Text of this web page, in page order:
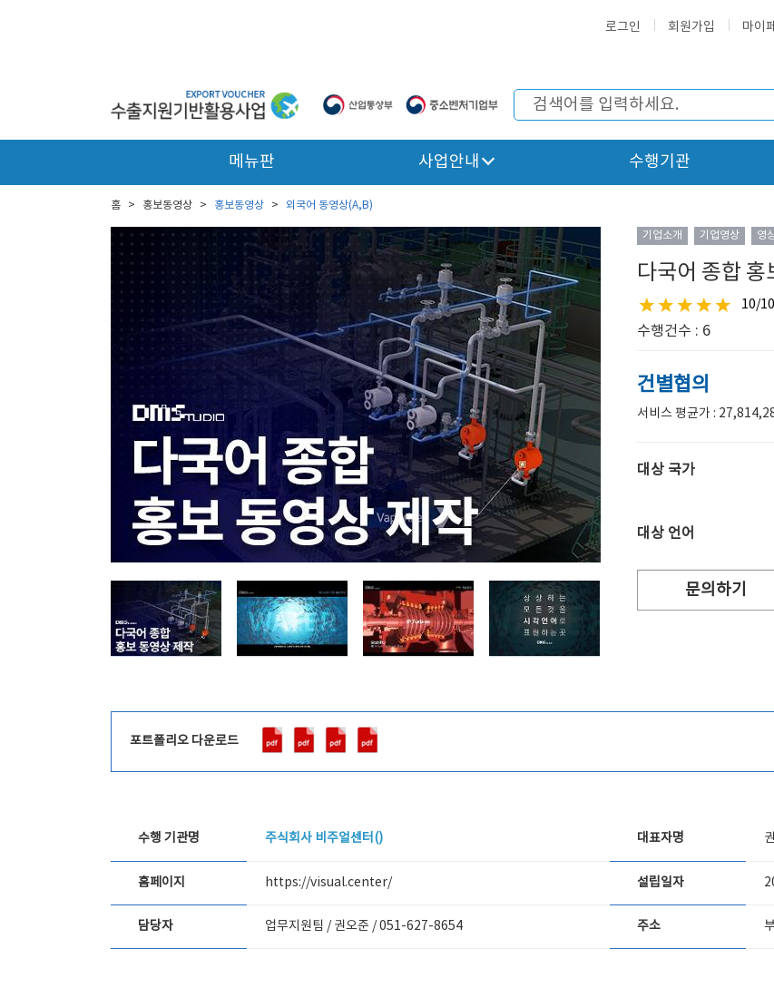
로그인 회원가입 마이
메뉴판 사업안내 수행기관
홈 > 홍보동영상 > 홍보동영상 > 외국어 동영상(A,B)
기업소개 기업영상 영
다국어 종합 홍
10/
수행건수 : 6
건별협의
서비스 평균가 :
대상 국가
대상 언어
문의하기
포트폴리오 다운로드
수행 기관명 주식회사 비주얼센터() 대표자명
홈페이지 https://visual.center/ 설립일자
담당자 업무지원팀 / 권오준 /051-627-8654 주소